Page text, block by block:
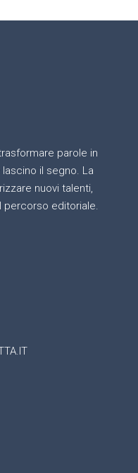
parole in
il segno. La
nuovi talenti,
percorso editoriale.